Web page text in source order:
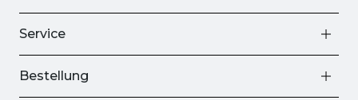
Service
Bestellung